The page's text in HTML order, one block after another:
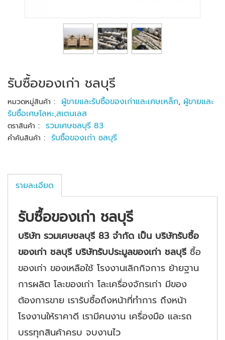
รับซื้อของเก่า ชลบุรี
หมวดหมู่สินค้า : ผู้ขายและรับซื้อของเก่าและเศษเหล็ก, ผู้ขายและ
รับซื้อเศษโลหะ,สเตนเลส
ตราสินค้า : รวมเศษชลบุรี 83
คำค้นสินค้า : รับซื้อของเก่า ชลบุรี
รายละเอียด
รับซื้อของเก่า ชลบุรี
บริษัท รวมเศษชลบุรี 83 จำกัด เป็น บริษัทรับซื้อ
ของเก่า ชลบุรี บริษัทรับประมูลของเก่า ชลบุรี ซื้อ
ของเก่า ของเหลือใช้ โรงงานเลิกกิจการ ย้ายฐาน
การผลิต โละของเก่า โละเครื่องจักรเก่า มีของ
ต้องการขาย เรารับซื้อถึงหน้าที่ทำการ ถึงหน้า
โรงงานให้ราคาดี เรามีคนงาน เครื่องมือ และรถ
บรรทุกสินค้าครบ จบงานไว